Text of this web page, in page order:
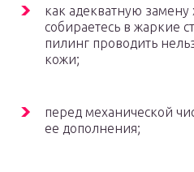
как адекватную
собираетесь в жаркие
пилинг проводить
кожи;
перед механической
ее дополнения;